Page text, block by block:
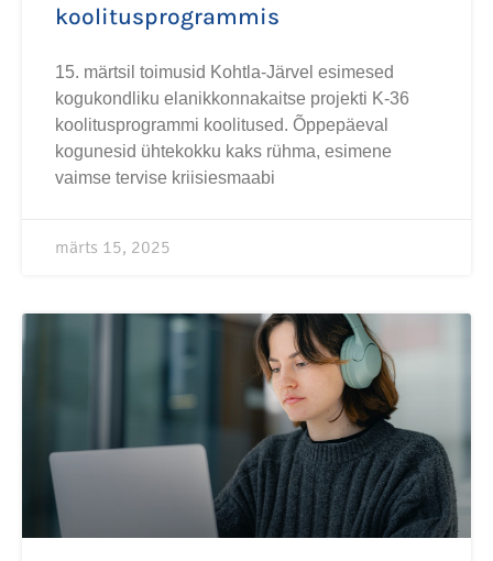
koolitusprogrammis
15. märtsil toimusid Kohtla-Järvel esimesed
kogukondliku elanikkonnakaitse projekti K-36
koolitusprogrammi koolitused. Õppepäeval
kogunesid ühtekokku kaks rühma, esimene
vaimse tervise kriisiesmaabi
märts 15, 2025